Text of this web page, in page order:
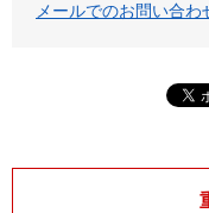
メールでのお問い合わ